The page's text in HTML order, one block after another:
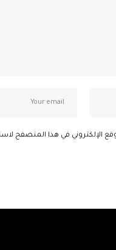
الإلكتروني في هذا المتصفح